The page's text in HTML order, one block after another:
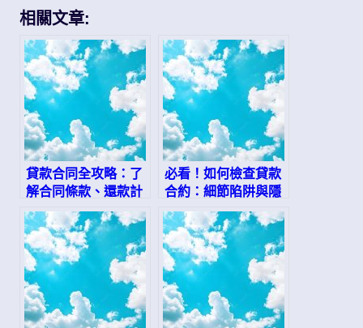
相關文章:
貸款合同全攻略：了
解合同條款、還款計
劃與違約風險，確保
安心借貸！
必看！如何檢查貸款
合約：細節陷阱與隱
藏條款大揭密